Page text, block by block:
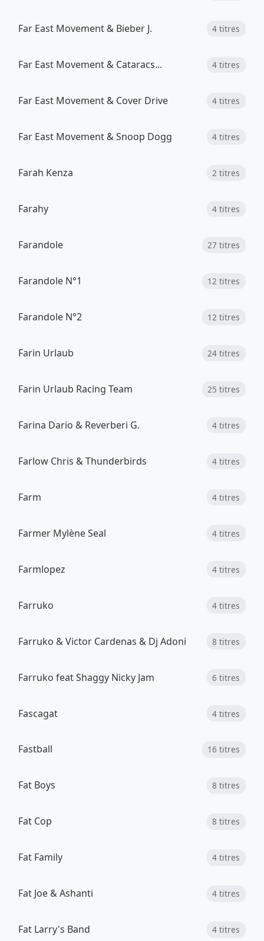
Far East Movement & Bieber J. 4 titres
Far East Movement & Cataracs... 4 titres
Far East Movement & Cover Drive 4 titres
Far East Movement & Snoop Dogg 4 titres
Farah Kenza 2 titres
Farahy 4 titres
Farandole 27 titres
Farandole N°1 12 titres
Farandole N°2 12 titres
Farin Urlaub 24 titres
Farin Urlaub Racing Team 25 titres
Farina Dario & Reverberi G. 4 titres
Farlow Chris & Thunderbirds 4 titres
Farm 4 titres
Farmer Mylène Seal 4 titres
Farmlopez 4 titres
Farruko 4 titres
Farruko & Victor Cardenas & Dj Adoni 8 titres
Farruko feat Shaggy Nicky Jam 6 titres
Fascagat 4 titres
Fastball 16 titres
Fat Boys 8 titres
Fat Cop 8 titres
Fat Family 4 titres
Fat Joe & Ashanti 4 titres
Fat Larry's Band 4 titres